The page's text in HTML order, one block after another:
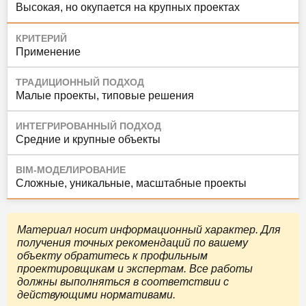
Высокая, но окупается на крупных проектах
КРИТЕРИЙ
Применение
ТРАДИЦИОННЫЙ ПОДХОД
Малые проекты, типовые решения
ИНТЕГРИРОВАННЫЙ ПОДХОД
Средние и крупные объекты
BIM-МОДЕЛИРОВАНИЕ
Сложные, уникальные, масштабные проекты
Материал носит информационный характер. Для
получения точных рекомендаций по вашему
объекту обратитесь к профильным
проектировщикам и экспертам. Все работы
должны выполняться в соответствии с
действующими нормативами.